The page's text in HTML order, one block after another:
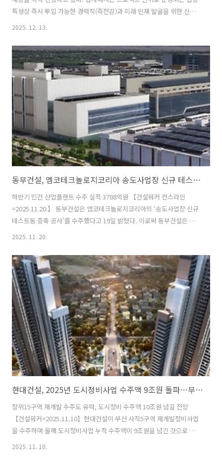
특성상 즉시 투입 가능한 경력직(즉전감)과 미래 인재 발굴을 위한 신입
드건설 등 다수의 1등급 건설사가 신입 및 경력직 채용을 지속하고 있다.
📦 KCC건설, 2026년 대졸 신입 공개채용 스위첸 브랜드로 알려진 KCC
건설은 2026년 대졸 신입사원을 모집한다. 모집 분야는 인프라사업, 건
축, 전기·설비, 개발, 공사지원, 법무, 디지털경영 등이며, 지원은 23일
까지 가능하다. 기본 자격은 4년제 졸업(예정)자, 평점 3...
2025. 12. 13.
동부건설, 엠코테크놀로지코리아 송도사업장 신규 테스트동 증축공사 수주
하반기 민간 산업플랜트 수주 실적 3788억원 【건설워커 컨스라인
=2025.11.20.】 동부건설은 앰코테크놀로지코리아의 ‘송도사업장 신규
테스트동 증축 공사’를 수주했다고 19일 밝혔다. 이로써 동부건설은 올
해 하반기 민간 산업플랜트 분야에서 약 3788억원 규모의 수주 실적을
증축공사(반도체 테스트 공장), 경기도 용인 오뚜기물류서비스 백암 물
류센터 신축공사(스마트 물류센터), 강원 홍천 삼성메디슨 홍천공장 증
축공사(의료기기 생산설비) 등 반도체·식품·헬스케어·물류를 아우르는
수주 성과다. 동부건설의 플랜트 사업은 지난 2022년 HY(에치와이) 논산
공장 증축공사 수주를 기점으로 본격적인 도약에 나섰다. 이후 약 1452
억원 규모의 ..
2025. 11. 20.
현대건설, 2025년 도시정비사업 수주액 9조원 돌파…부산 사직5구역 재개발 수주
장위15구역 재개발 수주도 유력, 도시정비 수주액 10조원 넘길 전망
【건설워커=2025.11.10】현대건설이 부산 사직5구역 재개발정비사업
을 수주하며 올해 도시정비사업 누적 수주액이 9조원을 넘긴 것으로 나
2025. 11. 10.